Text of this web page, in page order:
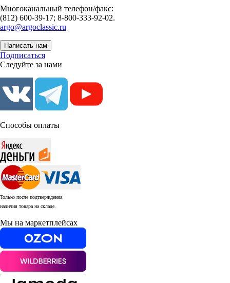
Многоканальный телефон/факс:
(812) 600-39-17; 8-800-333-92-02.
argo@argoclassic.ru
Написать нам
Подписаться
Следуйте за нами
Способы оплаты
Только после подтверждения
наличия товара на складе.
Мы на маркетплейсах